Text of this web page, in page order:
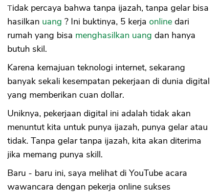
Tidak percaya bahwa tanpa ijazah, tanpa gelar bisa
hasilkan uang ? Ini buktinya, 5 kerja online dari
rumah yang bisa menghasilkan uang dan hanya
butuh skil.
Karena kemajuan teknologi internet, sekarang
banyak sekali kesempatan pekerjaan di dunia digital
yang memberikan cuan dollar.
Uniknya, pekerjaan digital ini adalah tidak akan
menuntut kita untuk punya ijazah, punya gelar atau
tidak. Tanpa gelar tanpa ijazah, kita akan diterima
jika memang punya skill.
Baru - baru ini, saya melihat di YouTube acara
wawancara dengan pekerja online sukses